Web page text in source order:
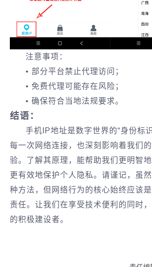
注意事项：
• 部分平台禁止代理访问；
• 免费代理可能存在风险；
• 确保符合当地法规要求。
结语：
手机IP地址是数字世界的“身份标
每一次网络连接，也深刻影响着我们
验。了解其原理，能帮助我们更明智地
更有效地保护个人隐私。请谨记，虽
种方法，但网络行为的核心始终应该
责任。让我们在享受技术便利的同时
的积极建设者。